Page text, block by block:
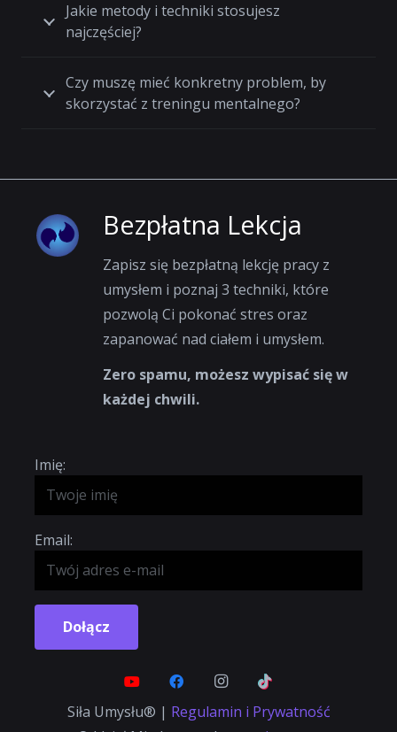
Jakie metody i techniki stosujesz
najczęściej?
Czy muszę mieć konkretny problem, by
skorzystać z treningu mentalnego?
Bezpłatna Lekcja
Zapisz się bezpłatną lekcję pracy z
umysłem i poznaj 3 techniki, które
pozwolą Ci pokonać stres oraz
zapanować nad ciałem i umysłem.
Zero spamu, możesz wypisać się w
każdej chwili.
Imię:
Email:
Dołącz
Siła Umysłu® | Regulamin i Prywatność